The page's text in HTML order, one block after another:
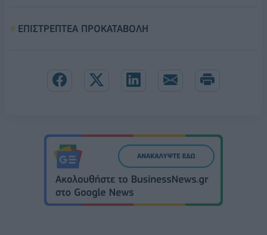
ΕΠΙΣΤΡΕΠΤΕΑ ΠΡΟΚΑΤΑΒΟΛΗ